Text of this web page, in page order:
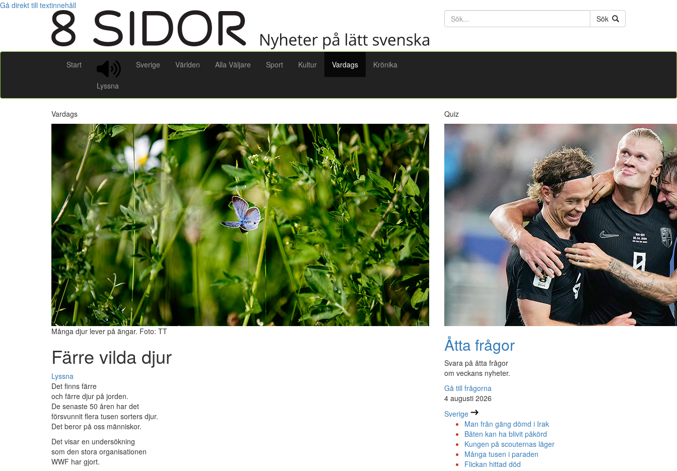
Gå direkt till textinnehåll
Söktext
Sök
Start
Lyssna
Sverige Världen Alla Väljare Sport Kultur Vardags Krönika
Vardags
Många djur lever på ängar. Foto: TT
Färre vilda djur
Lyssna
Det finns färre
och färre djur på jorden.
De senaste 50 åren har det
försvunnit flera tusen sorters djur.
Det beror på oss människor.
Det visar en undersökning
som den stora organisationen
WWF har gjort.
Quiz
Åtta frågor
Svara på åtta frågor
om veckans nyheter.
Gå till frågorna
4 augusti 2026
Sverige
Man från gäng dömd i Irak
Båten kan ha blivit påkörd
Kungen på scouternas läger
Många tusen i paraden
Flickan hittad död